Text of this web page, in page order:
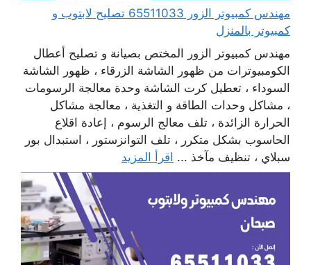
مهندس كمبيوتر الزور 65511033 تصليح لابتوب و
كمبيوتر بالمنزل
مهندس كمبيوتر الزور المختص بصيانة و تصليح أعطال
الكومبيوترات من ظهور الشاشة الزرقاء ، ظهور الشاشة
السوداء ، تعطيل كرت الشاشة وحدة معالجة الرسومات
، مشاكل وحدات الطاقة و التغذية ، معالجة مشاكل
الحرارة الزائدة ، تلف معالج الرسوم ، إعادة اقلاع
الحاسوب بشكل متكرر ، تلف التوانزستور ، استبدال بور
سبلاي ، تنظيف مآخذ ... اقرأ المزيد